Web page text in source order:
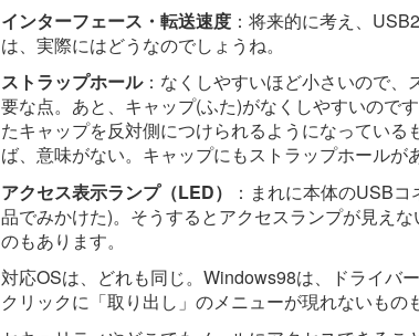
インターフェース・転送速度 ：将来的に考え、
は、実際にはどうなのでしょうね。
ストラップホール：なくしやすいほど小さいので、
要な点。あと、キャップ(ふた)がなくしやすいので
たキャップを反対側につけられるようになってい
ば、意味がない。キャップにもストラップホールが
アクセス表示ランプ（LED）
：まれに本体のUSB
品でみかけた)。そうするとアクセスランプが見え
のもあります。
対応OSは、どれも同じ。Windows98は、ドライバ
クリックに「取り出し」のメニューが現れないもの